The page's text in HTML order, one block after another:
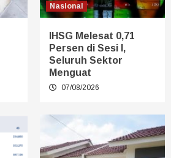
Nasional
IHSG Melesat 0,71
Persen di Sesi I,
Seluruh Sektor
Menguat
07/08/2026